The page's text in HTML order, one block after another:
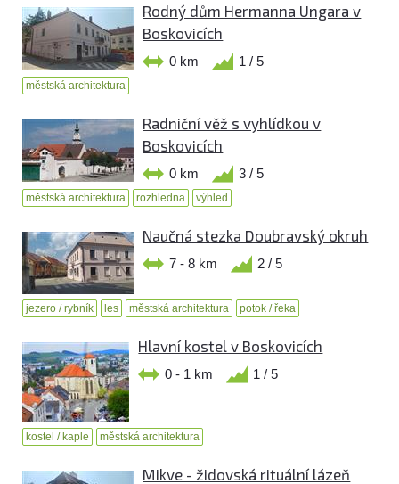
Rodný dům Hermanna Ungara v
Boskovicích
0 km 1 / 5
městská architektura
Radniční věž s vyhlídkou v
Boskovicích
0 km 3 / 5
městská architektura rozhledna výhled
Naučná stezka Doubravský okruh
7 - 8 km 2 / 5
jezero / rybník les městská architektura potok / řeka
Hlavní kostel v Boskovicích
0 - 1 km 1 / 5
kostel / kaple městská architektura
Mikve - židovská rituální lázeň